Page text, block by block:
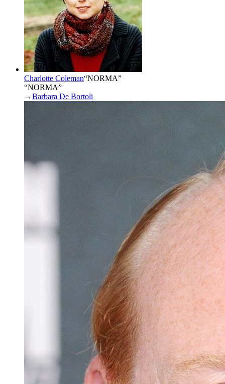
Charlotte Coleman“NORMA”
“NORMA”
→Barbara De Bortoli